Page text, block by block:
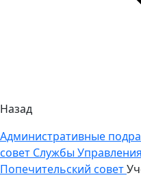
Назад
Административные
совет Службы Управления
Попечительский совет